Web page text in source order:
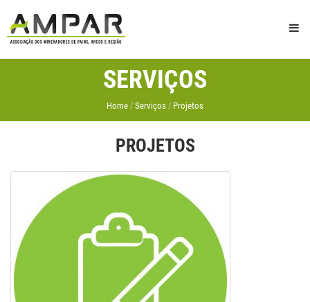
SERVIÇOS
Home Serviços Projetos
PROJETOS